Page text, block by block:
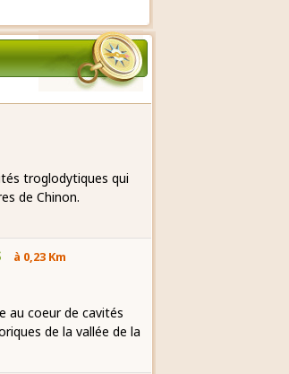
troglodytiques qui
de Chinon.
à 0,23 Km
au coeur de cavités
de la vallée de la